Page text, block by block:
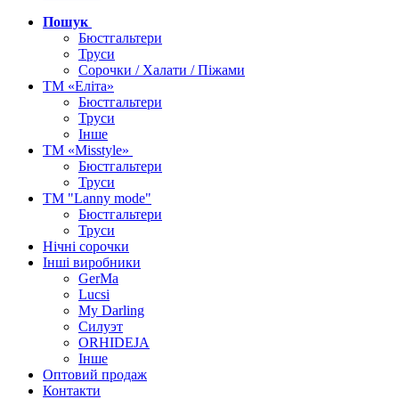
Пошук
Бюстгальтери
Труси
Сорочки / Халати / Піжами
ТМ «Еліта»
Бюстгальтери
Труси
Інше
ТМ «Misstyle»
Бюстгальтери
Труси
ТМ "Lanny mode"
Бюстгальтери
Труси
Нічні сорочки
Інші виробники
GerMa
Lucsi
My Darling
Силуэт
ORHIDEJA
Інше
Оптовий продаж
Контакти